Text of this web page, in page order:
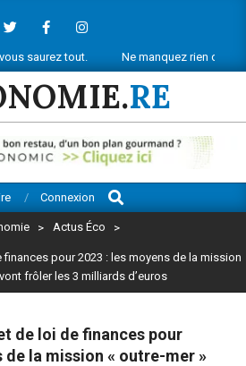
tout. Ne manquez rien de l’actu
RE
Connexion
Search
> Actus Éco >
pour 2023 : les moyens de la mission
frôler les 3 milliards d’euros
de loi de finances pour
de la mission « outre-mer »